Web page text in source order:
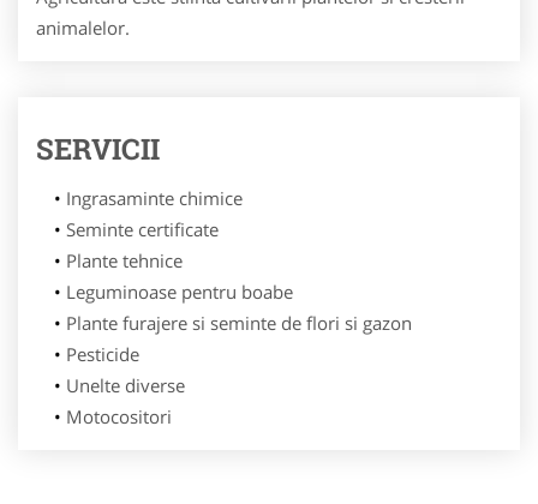
animalelor.
SERVICII
Ingrasaminte chimice
Seminte certificate
Plante tehnice
Leguminoase pentru boabe
Plante furajere si seminte de flori si gazon
Pesticide
Unelte diverse
Motocositori